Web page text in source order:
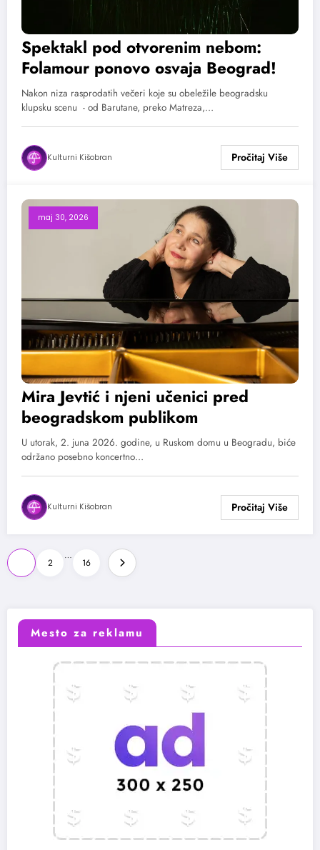
Spektakl pod otvorenim nebom:
Folamour ponovo osvaja Beograd!
Nakon niza rasprodatih večeri koje su obeležile beogradsku
klupsku scenu - od Barutane, preko Matreza,…
Kulturni Kišobran
maj 30, 2026
Mira Jevtić i njeni učenici pred
beogradskom publikom
U utorak, 2. juna 2026. godine, u Ruskom domu u Beogradu, biće
održano posebno koncertno…
Kulturni Kišobran
Paginacija
članaka
2
…
16
Mesto za reklamu